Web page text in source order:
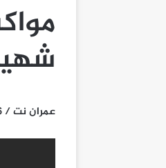
عمران نت / 26 / 8 / 2020